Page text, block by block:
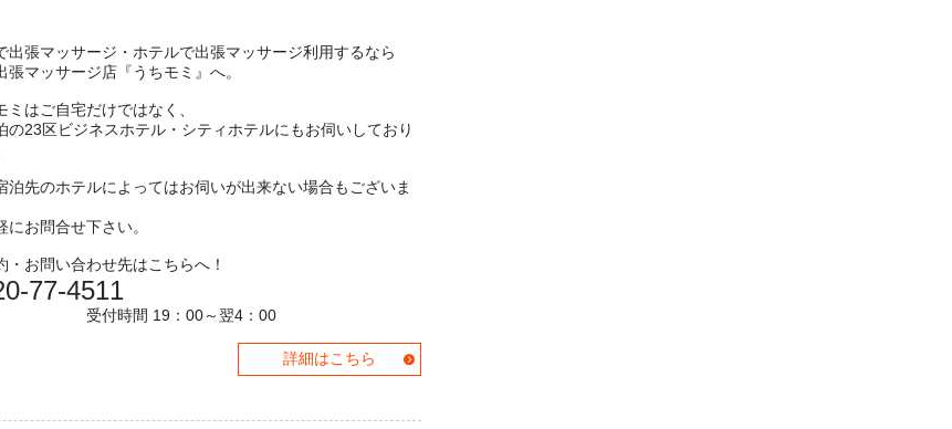
出張マッサージ・ホテルで出張マッサージ利用するなら
張マッサージ店『うちモミ』へ。
ミはご自宅だけではなく、
の23区ビジネスホテル・シティホテルにもお伺いしており
泊先のホテルによってはお伺いが出来ない場合もございま
にお問合せ下さい。
・お問い合わせ先はこちらへ！
77-4511
時間 19：00～翌4：00
詳細はこちら